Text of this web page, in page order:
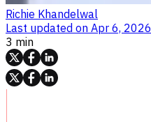
Richie Khandelwal
Last updated on Apr 6, 2026
3 min